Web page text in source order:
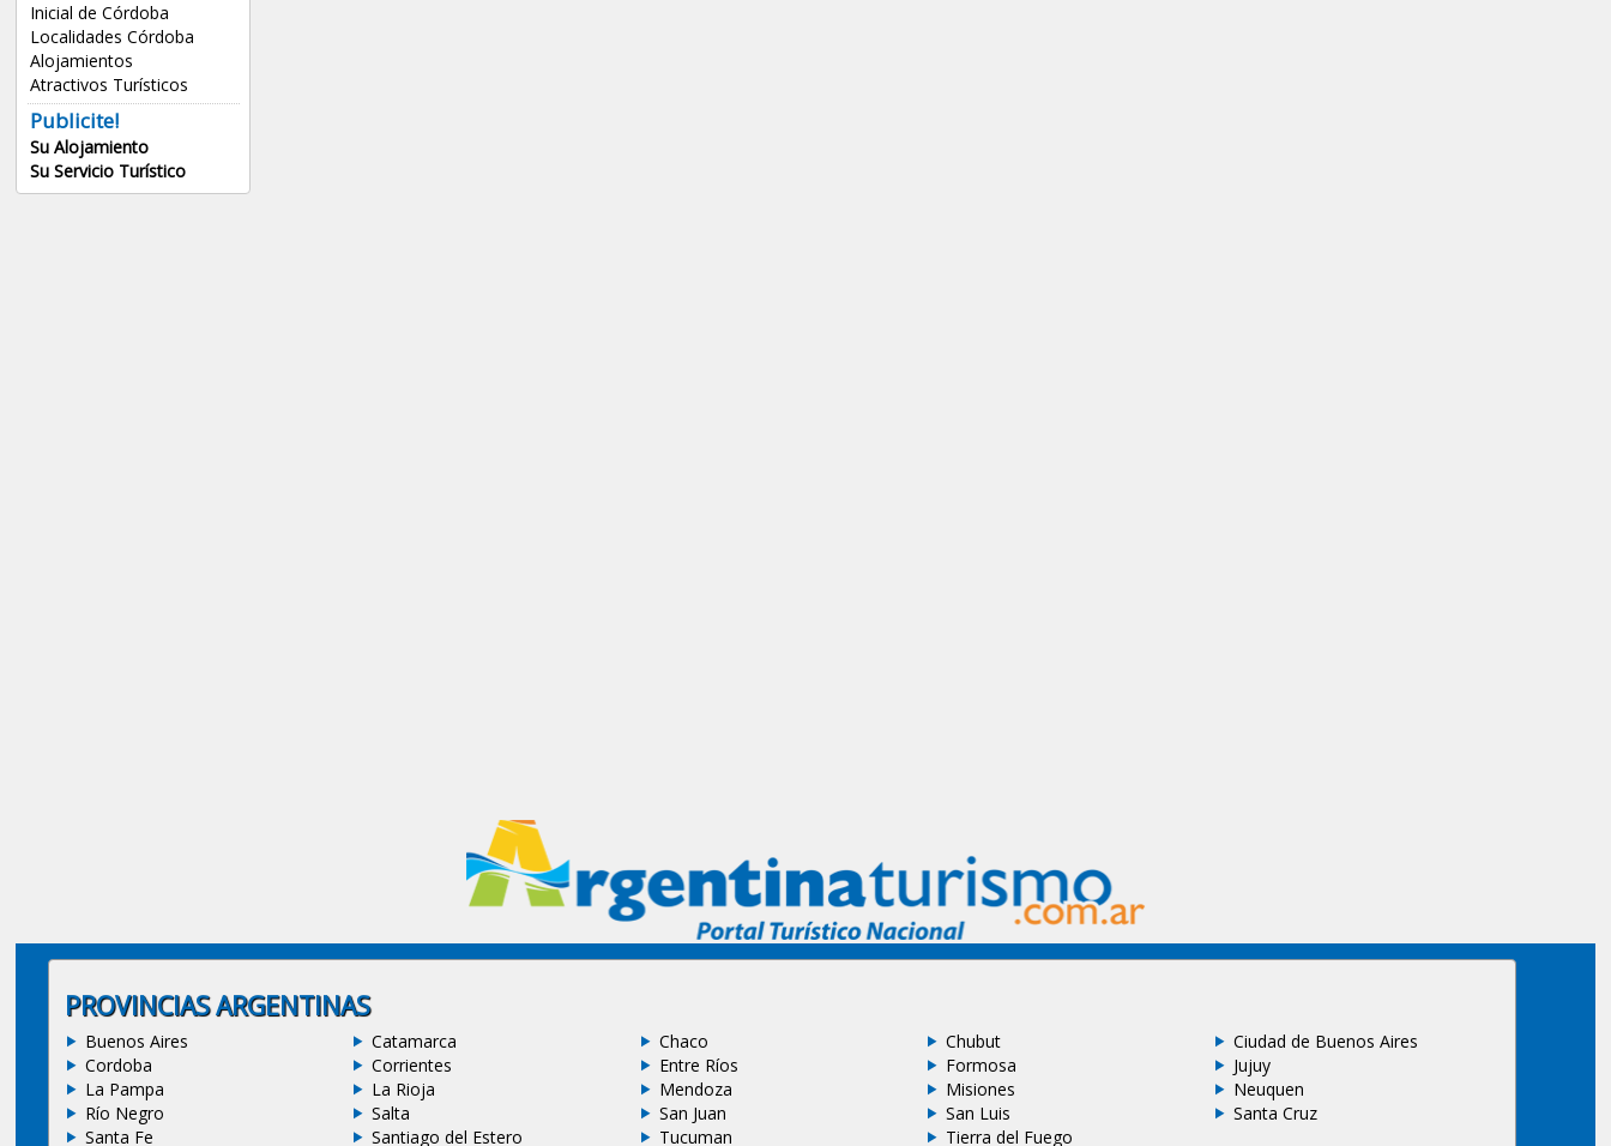
Inicial de Córdoba
Localidades Córdoba
Alojamientos
Atractivos Turísticos
Publicite!
Su Alojamiento
Su Servicio Turístico
PROVINCIAS ARGENTINAS
Buenos Aires Catamarca Chaco Chubut
Ciudad de Buenos Aires
Cordoba
Corrientes Entre Ríos Formosa
Jujuy
La Pampa
La Rioja Mendoza Misiones
Neuquen
Río Negro
Salta San Juan San Luis
Santa Cruz
Santa Fe
Santiago del Estero Tucuman Tierra del Fuego